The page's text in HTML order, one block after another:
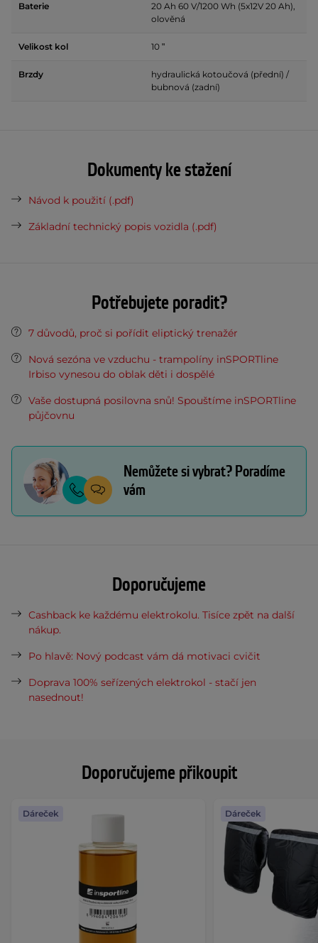
Doporučujeme přikoupit
Dáreček Dáreček
Baterie
20 Ah 60 V/1200 Wh (5x12V 20 Ah),
olověná
Velikost kol 10 ʺ
Brzdy
hydraulická kotoučová (přední) /
bubnová (zadní)
Dokumenty ke stažení
Návod k použití (.pdf)
Základní technický popis vozidla (.pdf)
Potřebujete poradit?
7 důvodů, proč si pořídit eliptický trenažér
Nová sezóna ve vzduchu - trampolíny inSPORTline
Irbiso vynesou do oblak děti i dospělé
Vaše dostupná posilovna snů! Spouštíme inSPORTline
půjčovnu
Nemůžete si vybrat? Poradíme
vám
Doporučujeme
Cashback ke každému elektrokolu. Tisíce zpět na další
nákup.
Po hlavě: Nový podcast vám dá motivaci cvičit
Doprava 100% seřízených elektrokol - stačí jen
nasednout!